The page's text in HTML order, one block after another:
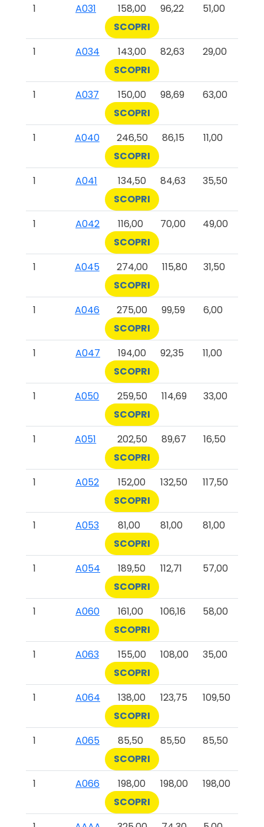
1
A031 158,00 96,22
51,00
SCOPRI
1
A034 143,00 82,63
29,00
SCOPRI
1
A037 150,00 98,69
63,00
SCOPRI
1
A040 246,50 86,15
11,00
SCOPRI
1
A041 134,50 84,63
35,50
SCOPRI
1
A042 116,00 70,00
49,00
SCOPRI
1
A045 274,00 115,80
31,50
SCOPRI
1
A046 275,00 99,59
6,00
SCOPRI
1
A047 194,00 92,35
11,00
SCOPRI
1
A050 259,50 114,69
33,00
SCOPRI
1
A051 202,50 89,67
16,50
SCOPRI
1
A052 152,00 132,50
117,50
SCOPRI
1
A053 81,00 81,00
81,00
SCOPRI
1
A054 189,50 112,71
57,00
SCOPRI
1
A060 161,00 106,16
58,00
SCOPRI
1
A063 155,00 108,00
35,00
SCOPRI
1
A064 138,00 123,75
109,50
SCOPRI
1
A065 85,50 85,50
85,50
SCOPRI
1
A066 198,00 198,00
198,00
SCOPRI